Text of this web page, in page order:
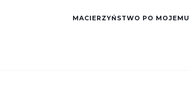
MACIERZYŃSTWO PO MOJEMU